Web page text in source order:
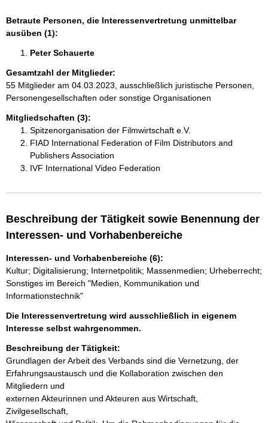
Betraute Personen, die Interessenvertretung unmittelbar
ausüben (1):
Peter Schauerte
Gesamtzahl der Mitglieder:
55 Mitglieder am 04.03.2023, ausschließlich juristische Personen,
Personengesellschaften oder sonstige Organisationen
Mitgliedschaften (3):
Spitzenorganisation der Filmwirtschaft e.V.
FIAD International Federation of Film Distributors and
Publishers Association
IVF International Video Federation
Beschreibung der Tätigkeit sowie Benennung der
Interessen- und Vorhabenbereiche
Interessen- und Vorhabenbereiche (6):
Kultur; Digitalisierung; Internetpolitik; Massenmedien; Urheberrecht;
Sonstiges im Bereich "Medien, Kommunikation und
Informationstechnik"
Die Interessenvertretung wird ausschließlich in eigenem
Interesse selbst wahrgenommen.
Beschreibung der Tätigkeit:
Grundlagen der Arbeit des Verbands sind die Vernetzung, der
Erfahrungsaustausch und die Kollaboration zwischen den
Mitgliedern und
externen Akteurinnen und Akteuren aus Wirtschaft,
Zivilgesellschaft,